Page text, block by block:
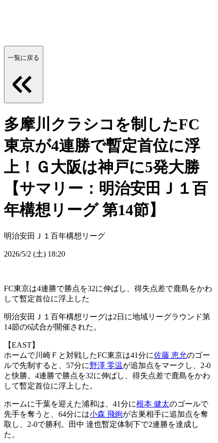
一覧に戻る
多摩川クラシコを制したFC
東京が4連勝で暫定首位に浮
上！Ｇ大阪は神戸に5発大勝
【サマリー：明治安田Ｊ１百
年構想リーグ 第14節】
明治安田Ｊ１百年構想リーグ
2026/5/2 (土) 18:20
FC東京は4連勝で勝点を32に伸ばし、得失点差で鹿島をかわ
して暫定首位に浮上した
明治安田Ｊ１百年構想リーグは2日に地域リーグラウンド第
14節の6試合が開催された。
【EAST】
ホームで川崎Ｆと対戦したFC東京は41分に佐藤 恵允のゴー
ルで先制すると、57分に野澤 零温が追加点をマークし、2-0
と快勝。4連勝で勝点を32に伸ばし、得失点差で鹿島をかわ
して暫定首位に浮上した。
ホームに千葉を迎えた浦和は、41分に根本 健太のゴールで
先手を奪うと、64分には小森 飛絢が古巣相手に追加点を奪
取し、2-0で勝利。田中 達也暫定体制下で2連勝を達成し
た。